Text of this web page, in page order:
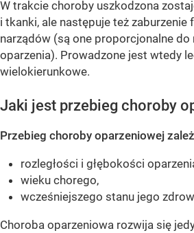
W trakcie choroby uszkodzona
i tkanki, ale następuje też
narządów (są one proporcjonalne do
oparzenia). Prowadzone jest wtedy
wielokierunkowe.
Jaki jest przebieg choroby
Przebieg choroby oparzeniowej
rozległości i głębokości
wieku chorego,
wcześniejszego stanu jego
Choroba oparzeniowa rozwija się